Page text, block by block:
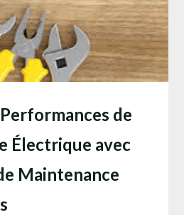
de
Électrique avec
Maintenance